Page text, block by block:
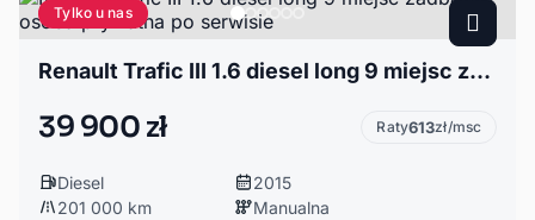
Tylko u nas
Renault Trafic III 1.6 diesel long 9 miejsc zadbany osoba prywatna po serwisie
39 900 zł Raty613zł/msc
Diesel
2015
201 000 km
Manualna